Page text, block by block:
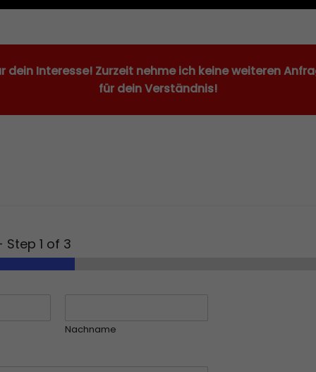
dein Interesse! Zurzeit nehme ich keine weiteren
für dein Verständnis!
Step 1 of 3
Nachname